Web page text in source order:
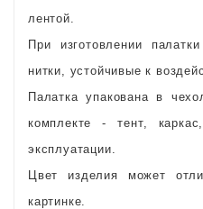
лентой.
При изготовлении
нитки, устойчивые к
Палатка упакована в
комплекте - тент,
эксплуатации.
Цвет изделия может
картинке.